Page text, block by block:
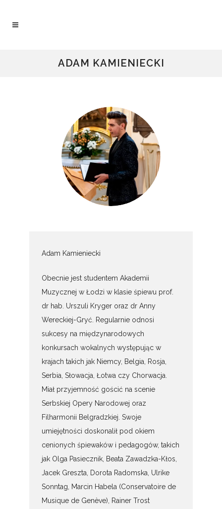
ADAM KAMIENIECKI
Adam Kamieniecki
Obecnie jest studentem Akademii
Muzycznej w Łodzi w klasie śpiewu prof.
dr hab. Urszuli Kryger oraz dr Anny
Wereckiej-Gryć. Regularnie odnosi
sukcesy na międzynarodowych
konkursach wokalnych występując w
krajach takich jak Niemcy, Belgia, Rosja,
Serbia, Słowacja, Łotwa czy Chorwacja.
Miał przyjemność gościć na scenie
Serbskiej Opery Narodowej oraz
Filharmonii Belgradzkiej. Swoje
umiejętności doskonalił pod okiem
cenionych śpiewaków i pedagogów, takich
jak Olga Pasiecznik, Beata Zawadzka-Kłos,
Jacek Greszta, Dorota Radomska, Ulrike
Sonntag, Marcin Habela (Conservatoire de
Musique de Genève), Rainer Trost